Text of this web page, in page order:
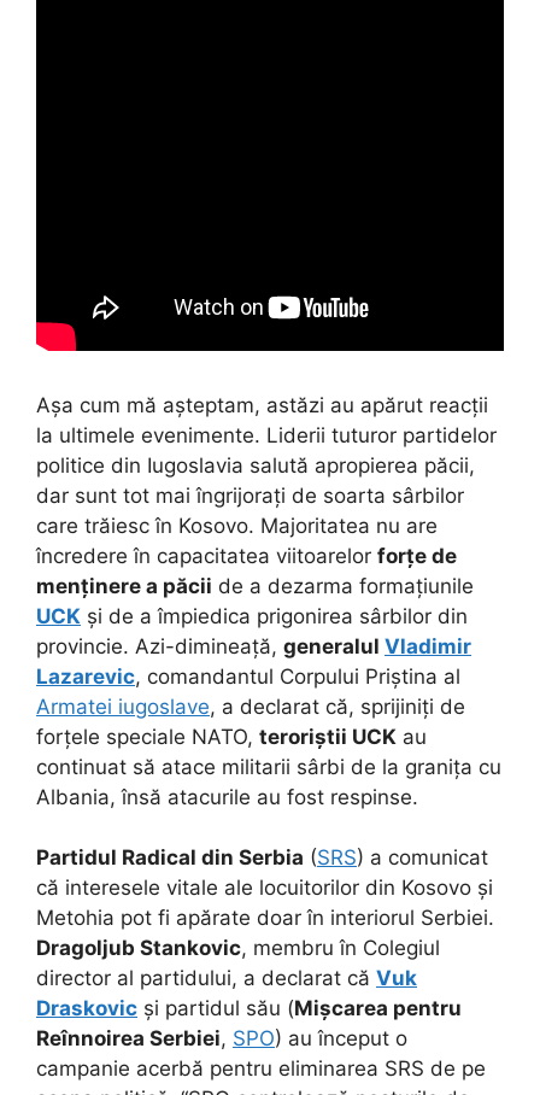
Așa cum mă așteptam, astăzi au apărut reacții
la ultimele evenimente. Liderii tuturor partidelor
politice din Iugoslavia salută apropierea păcii,
dar sunt tot mai îngrijorați de soarta sârbilor
care trăiesc în Kosovo. Majoritatea nu are
încredere în capacitatea viitoarelor forțe de
menținere a păcii de a dezarma formațiunile
UCK și de a împiedica prigonirea sârbilor din
provincie. Azi-dimineață, generalul Vladimir
Lazarevic, comandantul Corpului Priștina al
Armatei iugoslave, a declarat că, sprijiniți de
forțele speciale NATO, teroriștii UCK au
continuat să atace militarii sârbi de la granița cu
Albania, însă atacurile au fost respinse.
Partidul Radical din Serbia (SRS) a comunicat
că interesele vitale ale locuitorilor din Kosovo și
Metohia pot fi apărate doar în interiorul Serbiei.
Dragoljub Stankovic, membru în Colegiul
director al partidului, a declarat că Vuk
Draskovic și partidul său (Mișcarea pentru
Reînnoirea Serbiei, SPO) au început o
campanie acerbă pentru eliminarea SRS de pe